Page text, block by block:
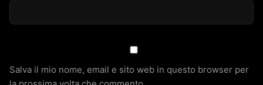
Salva il mio nome, email e sito web in questo browser per